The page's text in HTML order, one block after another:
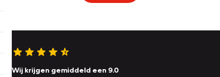
Wij krijgen gemiddeld een 9.0